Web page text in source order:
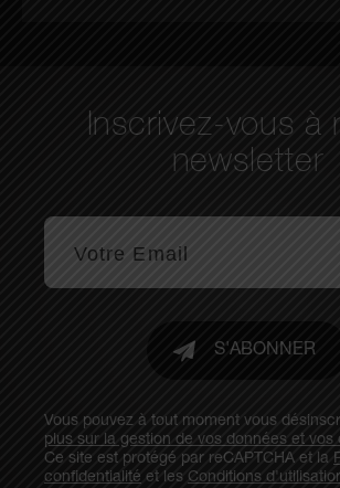
Inscrivez-vous à
newsletter
S'ABONNER
Vous pouvez à tout moment vous
plus sur la gestion de vos données et vos
Ce site est protégé par reCAPTCHA et la
confidentialité et les Conditions